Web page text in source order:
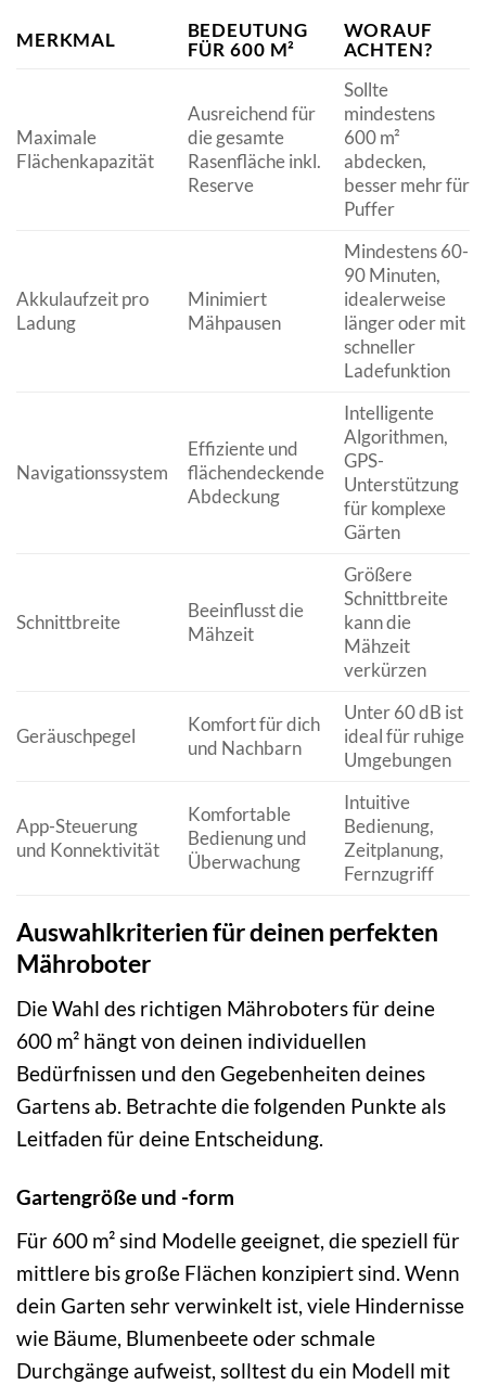
MERKMAL
BEDEUTUNG
FÜR 600 M²
WORAUF
ACHTEN?
Maximale
Flächenkapazität
Ausreichend für
die gesamte
Rasenfläche inkl.
Reserve
Sollte
mindestens
600 m²
abdecken,
besser mehr für
Puffer
Akkulaufzeit pro
Ladung
Minimiert
Mähpausen
Mindestens 60-
90 Minuten,
idealerweise
länger oder mit
schneller
Ladefunktion
Navigationssystem
Effiziente und
flächendeckende
Abdeckung
Intelligente
Algorithmen,
GPS-
Unterstützung
für komplexe
Gärten
Schnittbreite
Beeinflusst die
Mähzeit
Größere
Schnittbreite
kann die
Mähzeit
verkürzen
Geräuschpegel
Komfort für dich
und Nachbarn
Unter 60 dB ist
ideal für ruhige
Umgebungen
App-Steuerung
und Konnektivität
Komfortable
Bedienung und
Überwachung
Intuitive
Bedienung,
Zeitplanung,
Fernzugriff
Auswahlkriterien für deinen perfekten
Mähroboter
Die Wahl des richtigen Mähroboters für deine
600 m² hängt von deinen individuellen
Bedürfnissen und den Gegebenheiten deines
Gartens ab. Betrachte die folgenden Punkte als
Leitfaden für deine Entscheidung.
Gartengröße und -form
Für 600 m² sind Modelle geeignet, die speziell für
mittlere bis große Flächen konzipiert sind. Wenn
dein Garten sehr verwinkelt ist, viele Hindernisse
wie Bäume, Blumenbeete oder schmale
Durchgänge aufweist, solltest du ein Modell mit